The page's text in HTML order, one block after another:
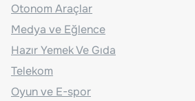
Otonom Araçlar
Medya ve Eğlence
Hazır Yemek Ve Gıda
Telekom
Oyun ve E-spor